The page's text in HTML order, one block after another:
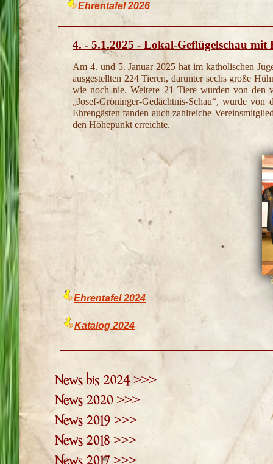
Katalog 2024
4. - 5.1.2025 - Lokal-Geflügelschau
Am 4. und 5. Januar 2025 hat im katholischen
ausgestellten 224 Tieren, darunter sechs große
wie noch nie. Weitere 21 Tiere wurden von den
„Josef-Gröninger-Gedächtnis-Schau“, wurde
Ehrengästen fanden auch zahlreiche
den Höhepunkt erreichte.
Ehrentafel 2024
Ehrentafel 2026